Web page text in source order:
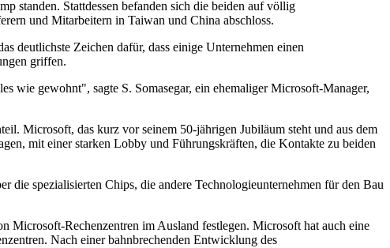
standen. Stattdessen befanden sich die beiden auf völlig
und Mitarbeitern in Taiwan und China abschloss.
deutlichste Zeichen dafür, dass einige Unternehmen einen
griffen.
wie gewohnt", sagte S. Somasegar, ein ehemaliger Microsoft-Manager,
Microsoft, das kurz vor seinem 50-jährigen Jubiläum steht und aus dem
mit einer starken Lobby und Führungskräften, die Kontakte zu beiden
spezialisierten Chips, die andere Technologieunternehmen für den Bau
Microsoft-Rechenzentren im Ausland festlegen. Microsoft hat auch eine
Nach einer bahnbrechenden Entwicklung des